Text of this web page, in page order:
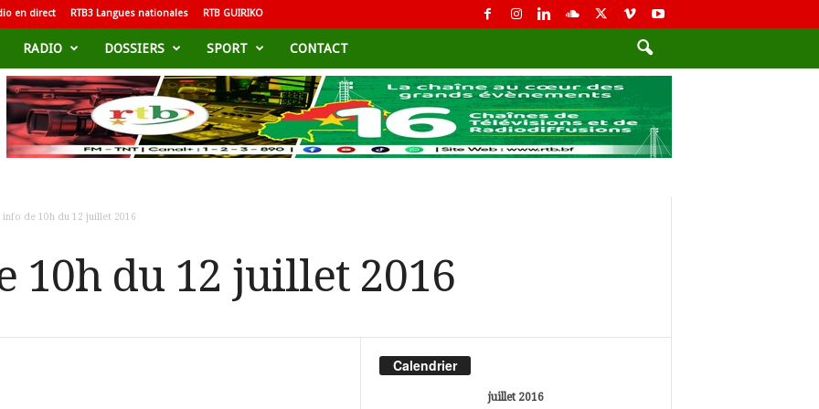
en direct RTB3 Langues nationales RTB GUIRIKO
RADIO DOSSIERS SPORT CONTACT
info de 10h du 12 juillet 2016
10h du 12 juillet 2016
Calendrier
juillet 2016